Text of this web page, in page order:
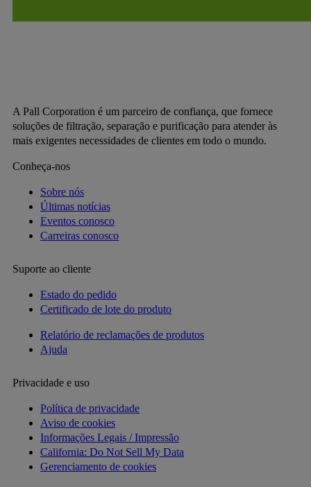
A Pall Corporation é um parceiro de confiança, que fornece
soluções de filtração, separação e purificação para atender às
mais exigentes necessidades de clientes em todo o mundo.
Conheça-nos
Sobre nós
Últimas notícias
Eventos conosco
Carreiras conosco
Suporte ao cliente
Estado do pedido
Certificado de lote do produto
Relatório de reclamações de produtos
Ajuda
Privacidade e uso
Política de privacidade
Aviso de cookies
Informações Legais / Impressão
California: Do Not Sell My Data
Gerenciamento de cookies